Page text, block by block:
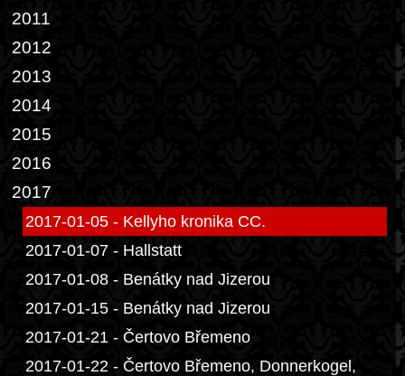
2011
2012
2013
2014
2015
2016
2017
2017-01-05 - Kellyho kronika CC.
2017-01-07 - Hallstatt
2017-01-08 - Benátky nad Jizerou
2017-01-15 - Benátky nad Jizerou
2017-01-21 - Čertovo Břemeno
2017-01-22 - Čertovo Břemeno, Donnerkogel,